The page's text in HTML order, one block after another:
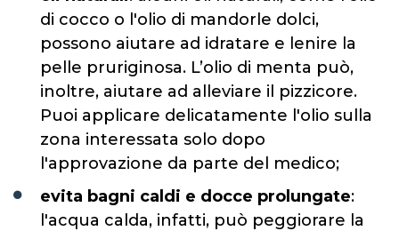
di cocco o l'olio di mandorle dolci,
possono aiutare ad idratare e lenire la
pelle pruriginosa. L’olio di menta può,
inoltre, aiutare ad alleviare il pizzicore.
Puoi applicare delicatamente l'olio sulla
zona interessata solo dopo
l'approvazione da parte del medico;
evita bagni caldi e docce prolungate:
l'acqua calda, infatti, può peggiorare la